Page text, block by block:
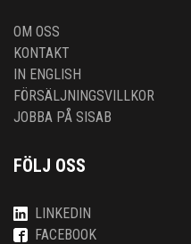
OM OSS
KONTAKT
IN ENGLISH
FÖRSÄLJNINGSVILLKOR
JOBBA PÅ SISAB
FÖLJ OSS
LINKEDIN
FACEBOOK